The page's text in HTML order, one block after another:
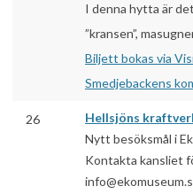
I denna hytta är
”kransen”,
Biljett bokas via
Smedjebackens
26
Hellsjöns
Nytt besöksmål i
Kontakta kansliet